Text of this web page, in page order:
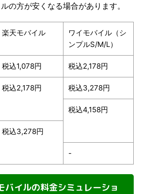
の方が安くなる場合があります。
楽天モバイル
ワイモバイル（シ
ンプルS/M/L）
税込1,078円 税込2,178円
税込2,178円 税込3,278円
税込4,158円
税込3,278円
-
バイルの料金シミュレーショ